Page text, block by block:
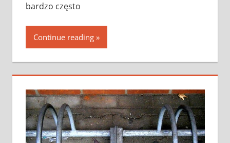
bardzo często
Continue reading